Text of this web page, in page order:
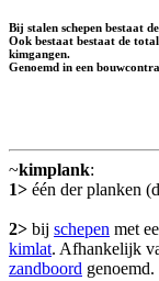
Bij stalen schepen bestaat de
Ook bestaat bestaat de
kimgangen.
Genoemd in een
~kimplank:
1> één der planken
2> bij schepen met
kimlat. Afhankelijk
zandboord genoemd.